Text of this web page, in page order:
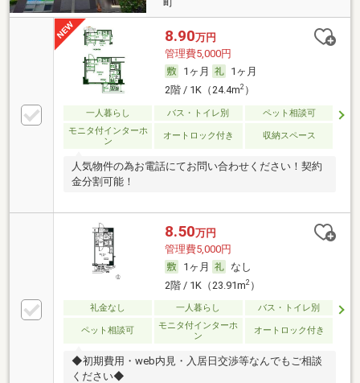
8.90万円
管理費5,000円
1ヶ月
1ヶ月
2階 / 1K（24.4m2）
一人暮らし バス・トイレ別
ペット相談可
モニタ付インターホ
ン
オートロック付き 収納スペース
人気物件の為お電話にてお問い合わせください！契約
金分割可能！
8.50万円
管理費5,000円
1ヶ月
なし
2階 / 1K（23.91m2）
礼金なし 一人暮らし バス・トイレ別
ペット相談可
モニタ付インターホ
ン
オートロック付き
◆初期費用・web内見・入居日交渉等なんでもご相談
ください◆